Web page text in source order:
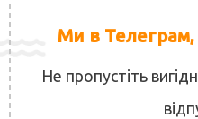
Ми в Телеграм,
Не пропустіть